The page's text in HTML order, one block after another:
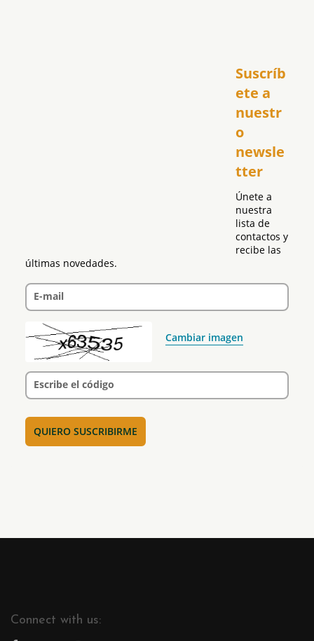
Suscríb
ete a
nuestr
o
newsle
tter
Únete a
nuestra
lista de
contactos y
recibe las
últimas novedades.
E-mail
Cambiar imagen
Escribe el código
Connect with us: